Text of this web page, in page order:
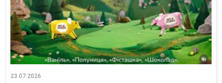
23.07.2026